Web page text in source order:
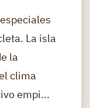
La isla
la
clima
empi...